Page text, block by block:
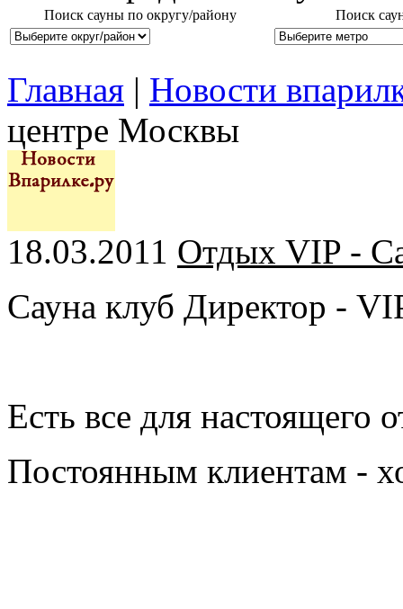
Поиск сауны по округу/району Поиск
Главная | Новости
центре Москвы
18.03.2011 Отдых VIP -
Сауна клуб Директор -
Есть все для настоящего
Постоянным клиентам -